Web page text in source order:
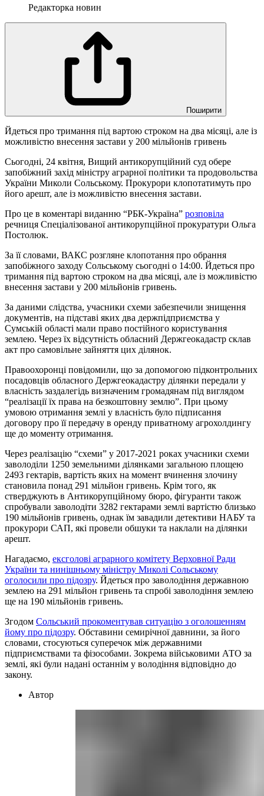
Редакторка новин
Поширити
Йдеться про тримання під вартою строком на два місяці, але із
можливістю внесення застави у 200 мільйонів гривень
Сьогодні, 24 квітня, Вищий антикорупційний суд обере
запобіжний захід міністру аграрної політики та продовольства
України Миколи Сольському. Прокурори клопотатимуть про
його арешт, але із можливістю внесення застави.
Про це в коментарі виданню “РБК-Україна” розповіла
речниця Спеціалізованої антикорупційної прокуратури Ольга
Постолюк.
За її словами, ВАКС розгляне клопотання про обрання
запобіжного заходу Сольському сьогодні о 14:00. Йдеться про
тримання під вартою строком на два місяці, але із можливістю
внесення застави у 200 мільйонів гривень.
За даними слідства, учасники схеми забезпечили знищення
документів, на підставі яких два держпідприємства у
Сумській області мали право постійного користування
землею. Через їх відсутність обласний Держгеокадастр склав
акт про самовільне зайняття цих ділянок.
Правоохоронці повідомили, що за допомогою підконтрольних
посадовців обласного Держгеокадастру ділянки передали у
власність заздалегідь визначеним громадянам під виглядом
“реалізації їх права на безкоштовну землю”. При цьому
умовою отримання землі у власність було підписання
договору про її передачу в оренду приватному агрохолдингу
ще до моменту отримання.
Через реалізацію “схеми” у 2017-2021 роках учасники схеми
заволоділи 1250 земельними ділянками загальною площею
2493 гектарів, вартість яких на момент вчинення злочину
становила понад 291 мільйон гривень. Крім того, як
стверджують в Антикорупційному бюро, фігуранти також
спробували заволодіти 3282 гектарами землі вартістю близько
190 мільйонів гривень, однак їм завадили детективи НАБУ та
прокурори САП, які провели обшуки та наклали на ділянки
арешт.
Нагадаємо, ексголові аграрного комітету Верховної Ради
України та нинішньому міністру Миколі Сольському
оголосили про підозру. Йдеться про заволодіння державною
землею на 291 мільйон гривень та спробі заволодіння землею
ще на 190 мільйонів гривень.
Згодом Сольський прокоментував ситуацію з оголошенням
йому про підозру. Обставини семирічної давнини, за його
словами, стосуються суперечок між державними
підприємствами та фізособами. Зокрема військовими АТО за
землі, які були надані останнім у володіння відповідно до
закону.
Автор